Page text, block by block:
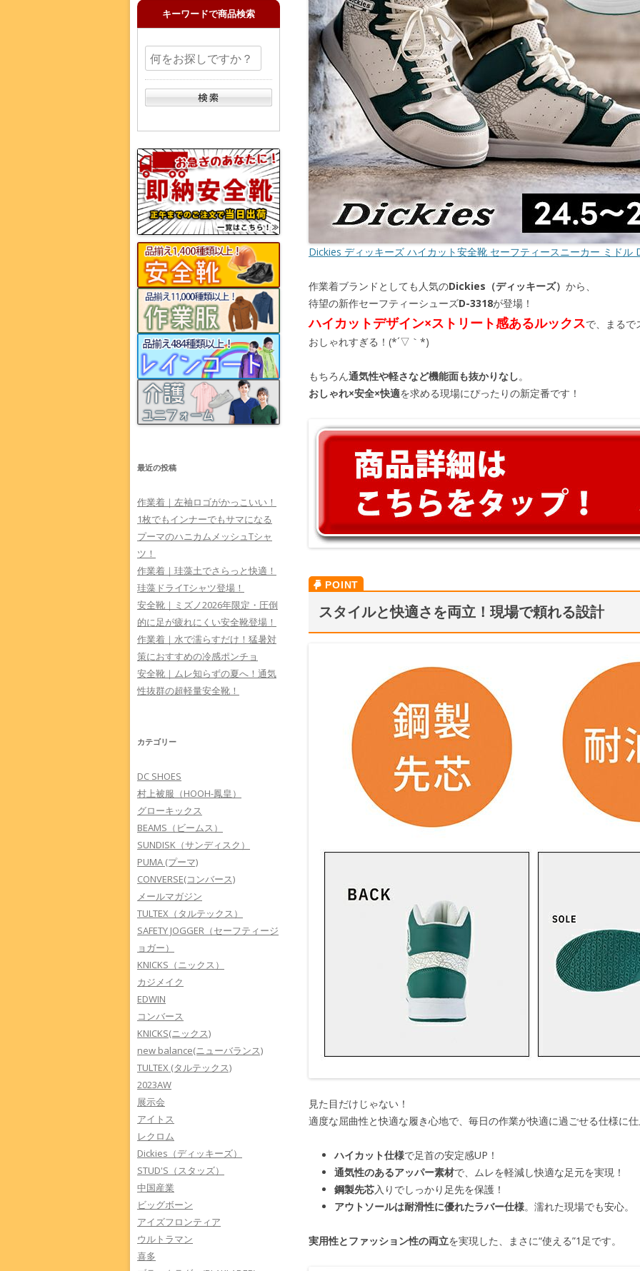
Dickies ディッキーズ ハイカット安全靴 セーフティースニーカー ミドル
作業着ブランドとしても人気のDickies（ディッキーズ） から、
待望の新作セーフティーシューズD-3318が登場！
ハイカットデザイン×ストリート感あるルックスで、まるで
おしゃれすぎる！(*´▽｀*)
もちろん通気性や軽さなど機能面も抜かりなし。
おしゃれ×安全×快適を求める現場にぴったりの新定番です！
スタイルと快適さを両立！現場で頼れる設計
見た目だけじゃない！
適度な屈曲性と快適な履き心地で、毎日の作業が快適に過ごせる仕様に
ハイカット仕様で足首の安定感UP！
通気性のあるアッパー素材で、ムレを軽減し快適な足元を実現！
鋼製先芯入りでしっかり足先を保護！
アウトソールは耐滑性に優れたラバー仕様。濡れた現場でも安心。
実用性とファッション性の両立を実現した、まさに“使える”1足です。
キーワードで商品検索
最近の投稿
作業着｜左袖ロゴがかっこいい！
1枚でもインナーでもサマになる
プーマのハニカムメッシュTシャ
ツ！
作業着｜珪藻土でさらっと快適！
珪藻ドライTシャツ登場！
安全靴｜ミズノ2026年限定・圧倒
的に足が疲れにくい安全靴登場！
作業着｜水で濡らすだけ！猛暑対
策におすすめの冷感ポンチョ
安全靴｜ムレ知らずの夏へ！通気
性抜群の超軽量安全靴！
カテゴリー
DC SHOES
村上被服（HOOH-鳳皇）
グローキックス
BEAMS（ビームス）
SUNDISK（サンディスク）
PUMA (プーマ)
CONVERSE(コンバース)
メールマガジン
TULTEX（タルテックス）
SAFETY JOGGER（セーフティージ
ョガー）
KNICKS（ニックス）
カジメイク
EDWIN
コンバース
KNICKS(ニックス)
new balance(ニューバランス)
TULTEX (タルテックス)
2023AW
展示会
アイトス
レクロム
Dickies（ディッキーズ）
STUD'S（スタッズ）
中国産業
ビッグボーン
アイズフロンティア
ウルトラマン
喜多